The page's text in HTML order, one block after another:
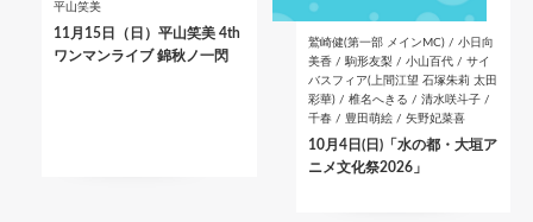
平山笑美
11月15日（日）平山笑美 4th
ワンマンライブ 錦秋ノ一閃
鷲崎健(第一部 メインMC) / 小日向
美香 / 駒形友梨 / 小山百代 / サイ
バスフィア(上間江望 石塚朱莉 太田
彩華) / 椎名へきる / 清水咲斗子 /
千春 / 豊田萌絵 / 矢野妃菜喜
10月4日(日)「水の都・大垣ア
ニメ文化祭2026」